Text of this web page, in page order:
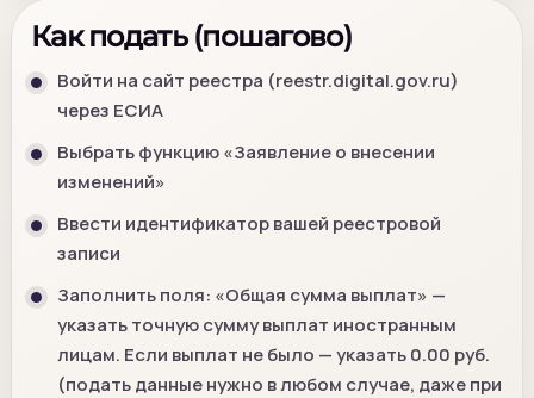
Как подать (пошагово)
Войти на сайт реестра (reestr.digital.gov.ru)
через ЕСИА
Выбрать функцию «Заявление о внесении
изменений»
Ввести идентификатор вашей реестровой
записи
Заполнить поля: «Общая сумма выплат» —
указать точную сумму выплат иностранным
лицам. Если выплат не было — указать 0.00 руб.
(подать данные нужно в любом случае, даже при